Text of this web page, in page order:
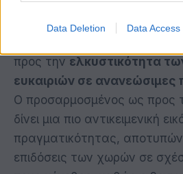
Data Deletion Data Access
Ο δείκτης αξιολογεί τις 40
προς την ελκυστικότητα
ευκαιριών σε ανανεώσιμες
Ο προσαρμοσμένος ως προς
δίνει μια πιο αντικειμενική
πραγματικότητας,
επιδόσεις των χωρών σε